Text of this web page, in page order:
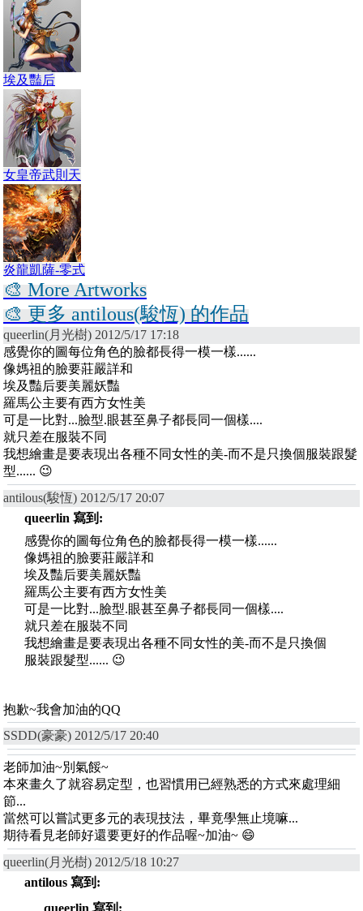
埃及豔后
女皇帝武則天
炎龍凱薩-零式
🎨 More Artworks
🎨 更多 antilous(駿恆) 的作品
queerlin(月光樹) 2012/5/17 17:18
感覺你的圖每位角色的臉都長得一模一樣......
像媽祖的臉要莊嚴詳和
埃及豔后要美麗妖豔
羅馬公主要有西方女性美
可是一比對...臉型.眼甚至鼻子都長同一個樣....
就只差在服裝不同
我想繪畫是要表現出各種不同女性的美-而不是只換個服裝跟髮
型...... 😉
antilous(駿恆) 2012/5/17 20:07
queerlin 寫到:
感覺你的圖每位角色的臉都長得一模一樣......
像媽祖的臉要莊嚴詳和
埃及豔后要美麗妖豔
羅馬公主要有西方女性美
可是一比對...臉型.眼甚至鼻子都長同一個樣....
就只差在服裝不同
我想繪畫是要表現出各種不同女性的美-而不是只換個
服裝跟髮型...... 😉
抱歉~我會加油的QQ
SSDD(豪豪) 2012/5/17 20:40
老師加油~別氣餒~
本來畫久了就容易定型，也習慣用已經熟悉的方式來處理細
節...
當然可以嘗試更多元的表現技法，畢竟學無止境嘛...
期待看見老師好還要更好的作品喔~加油~ 😄
queerlin(月光樹) 2012/5/18 10:27
antilous 寫到:
queerlin 寫到: